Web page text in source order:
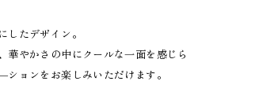
たデザイン。
やかさの中にクールな一面を感じら
ョンをお楽しみいただけます。